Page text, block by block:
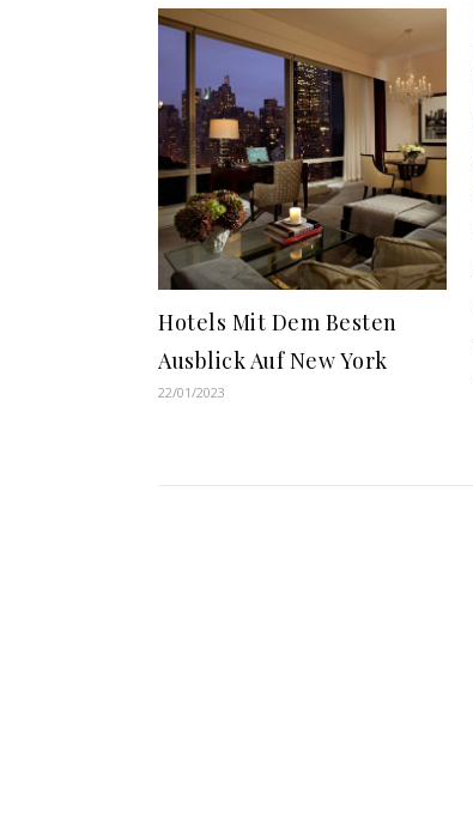
Hotels Mit Dem Besten
Ausblick Auf New York
22/01/2023